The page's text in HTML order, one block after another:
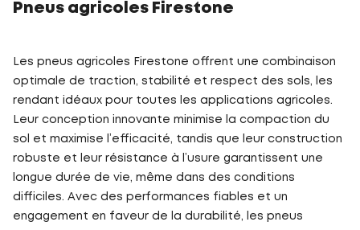
Pneus agricoles Firestone
Les pneus agricoles Firestone offrent une combinaison
optimale de traction, stabilité et respect des sols, les
rendant idéaux pour toutes les applications agricoles.
Leur conception innovante minimise la compaction du
sol et maximise l’efficacité, tandis que leur construction
robuste et leur résistance à l’usure garantissent une
longue durée de vie, même dans des conditions
difficiles. Avec des performances fiables et un
engagement en faveur de la durabilité, les pneus